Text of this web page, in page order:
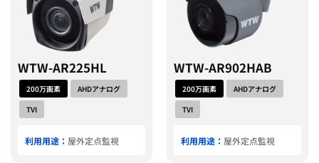
WTW-AR225HL
200万画素
AHDアナログ
TVI
利用用途： 屋外定点監視
WTW-AR902HAB
200万画素
AHDアナログ
TVI
利用用途： 屋外定点監視